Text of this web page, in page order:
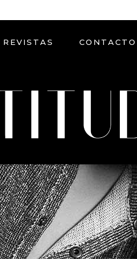
REVISTAS CONTACTO